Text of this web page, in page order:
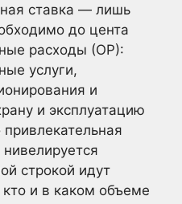
ставка — лишь
до цента
расходы (ОР):
услуги,
и
и эксплуатацию
строкой идут
и в каком объеме